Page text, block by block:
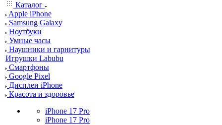
Каталог
Apple iPhone
Samsung Galaxy
Ноутбуки
Умные часы
Наушники и гарнитуры
Игрушки Labubu
Смартфоны
Google Pixel
Дисплеи iPhone
Красота и здоровье
iPhone 17 Pro
iPhone 17 Pro